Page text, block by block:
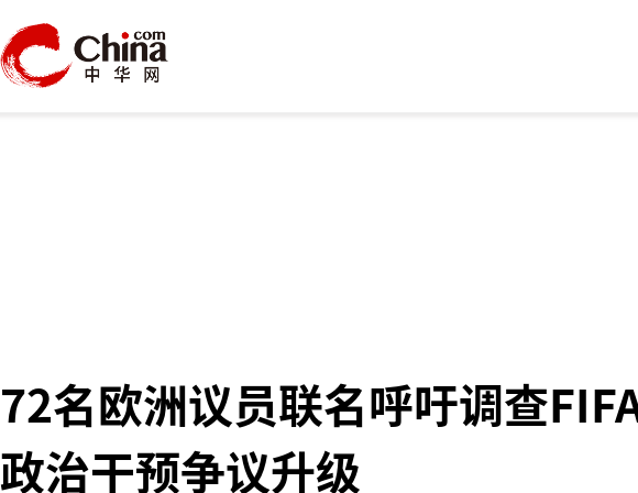
72名欧洲议员联名呼吁调查
政治干预争议升级